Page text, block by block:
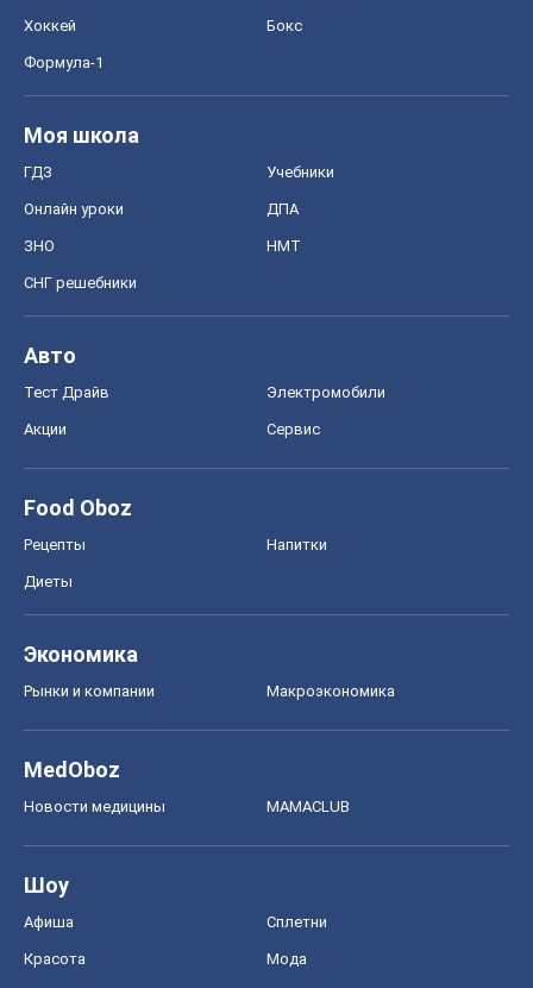
Хоккей Бокс
Формула-1
Моя школа
ГДЗ Учебники
Онлайн уроки ДПА
ЗНО НМТ
СНГ решебники
Авто
Тест Драйв Электромобили
Акции Сервис
Food Oboz
Рецепты Напитки
Диеты
Экономика
Рынки и компании Mакроэкономика
MedOboz
Новости медицины MAMACLUB
Шоу
Афиша Сплетни
Красота Мода